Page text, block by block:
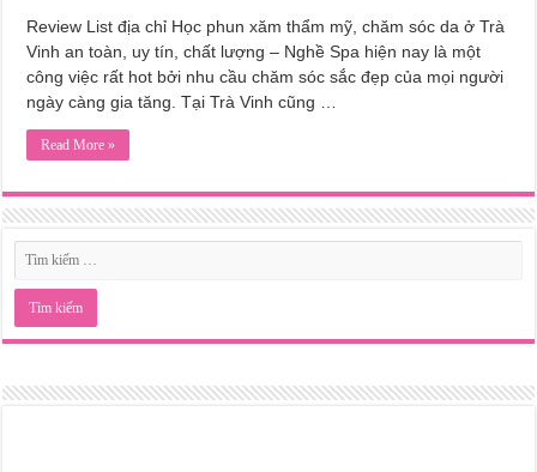
Review List địa chỉ Học phun xăm thẩm mỹ, chăm sóc da ở Trà
Vinh an toàn, uy tín, chất lượng – Nghề Spa hiện nay là một
công việc rất hot bởi nhu cầu chăm sóc sắc đẹp của mọi người
ngày càng gia tăng. Tại Trà Vinh cũng …
Read More »